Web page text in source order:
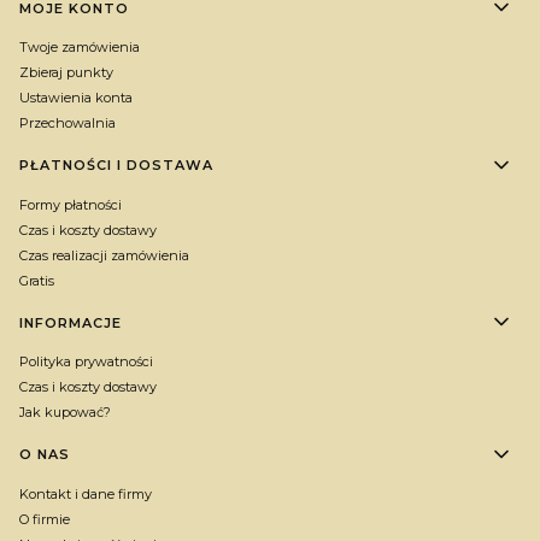
MOJE KONTO
Twoje zamówienia
Zbieraj punkty
Ustawienia konta
Przechowalnia
PŁATNOŚCI I DOSTAWA
Formy płatności
Czas i koszty dostawy
Czas realizacji zamówienia
Gratis
INFORMACJE
Polityka prywatności
Czas i koszty dostawy
Jak kupować?
O NAS
Kontakt i dane firmy
O firmie